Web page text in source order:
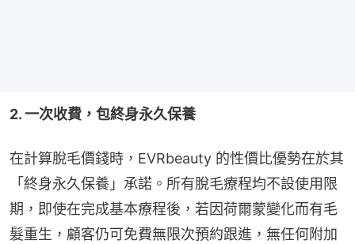
2. 一次收費，包終身永久保養
在計算脫毛價錢時，EVRbeauty 的性價比優勢在於其
「終身永久保養」承諾。所有脫毛療程均不設使用限
期，即使在完成基本療程後，若因荷爾蒙變化而有毛
髮重生，顧客仍可免費無限次預約跟進，無任何附加